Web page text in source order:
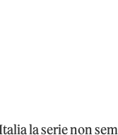
la serie non